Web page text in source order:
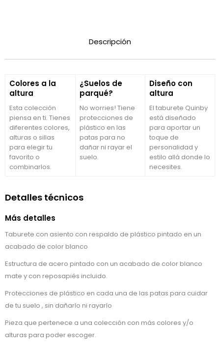
Descripción
Colores a la
altura
Esta colección
piensa en ti. Tienes
diferentes colores,
alturas o sillas
para elegir tu
favorito o
combinarlos.
¿Suelos de
parqué?
No worries! Tiene
protecciones de
plástico en las
patas para no
dañar ni rayar el
suelo.
Diseño con
altura
El taburete Quinby
está diseñado
para aportar un
toque de
personalidad y
estilo allá donde lo
necesites.
Detalles técnicos
Más detalles
Taburete con asiento con respaldo de plástico pintado en un
acabado de color blanco
Estructura de acero pintado con un acabado de color blanco
mate y con reposapiés incluido.
Protecciones de plástico en cada una de las patas para cuidar
de tu suelo , sin dañarlo ni rayarlo
Pieza que pertenece a una colección con más colores y/o
alturas para poder escoger.